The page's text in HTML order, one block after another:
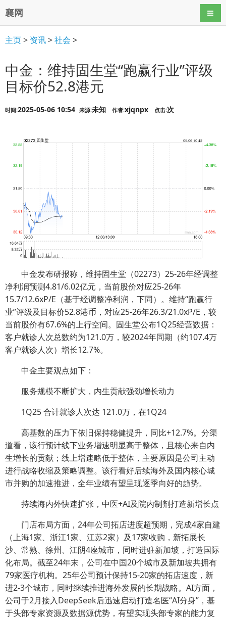
襄网 导航
主页> 资讯>社会 >
中金：维持固生堂“跑赢行业”评级
目标价52.8港元
时间:2025-05-06 10:54 来源:未知 作者:xjqnpx 点击:次
中金发布研报称，维持固生堂（02273）25-26年经调整
净利润预测4.81/6.02亿元，当前股价对应25-26年
15.7/12.6xP/E（基于经调整净利润，下同）。维持“跑赢行
业”评级及目标价52.8港币，对应25-26年26.3/21.0xP/E，较
当前股价有67.6%的上行空间。固生堂公布1Q25经营数据：
客户就诊人次总数约为121.0万，较2024年同期（约107.4万
客户就诊人次）增长12.7%。
中金主要观点如下：
服务规模不断扩大，内生贡献强劲增长动力
1Q25 合计就诊人次达 121.0万，在1Q24
高基数的压力下依旧保持稳健提升，同比+12.7%。分渠
道看，该行预计线下业务增速明显高于整体，且核心来自内
生增长的贡献；线上增速略低于整体，主要原因是公司主动
进行战略收缩及策略调整。该行看好后续海外及国内核心城
市并购的加速推进，全年业绩有望呈现逐季向好的趋势。
持续海内外快速扩张，中医+AI及院内制剂打造新增长点
门店布局方面，24年公司拓店进度超预期，完成4家自建
（上海1家、浙江1家、江苏2家）及17家收购，新拓展长
沙、常熟、徐州、江阴4座城市，同时进驻新加坡，打造国际
化布局。截至24年末，公司在中国20个城市及新加坡共拥有
79家医疗机构。25年公司预计保持15-20家的拓店速度，新
进2-3个城市，同时继续推进海外发展的长期战略。AI方面，
公司于2月接入DeepSeek后迅速启动打造名医“AI分身”，基
于头部专家资源及数据源优势，有望实现头部专家的能力复